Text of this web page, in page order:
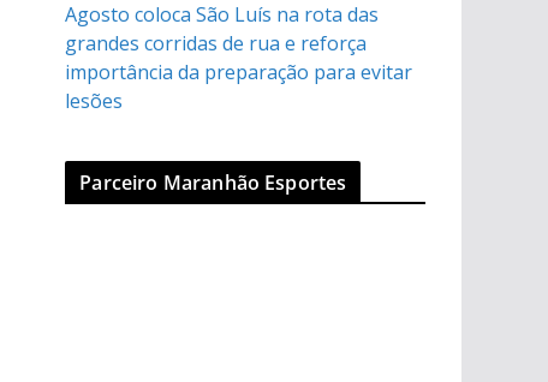
Agosto coloca São Luís na rota das
grandes corridas de rua e reforça
importância da preparação para evitar
lesões
Parceiro Maranhão Esportes